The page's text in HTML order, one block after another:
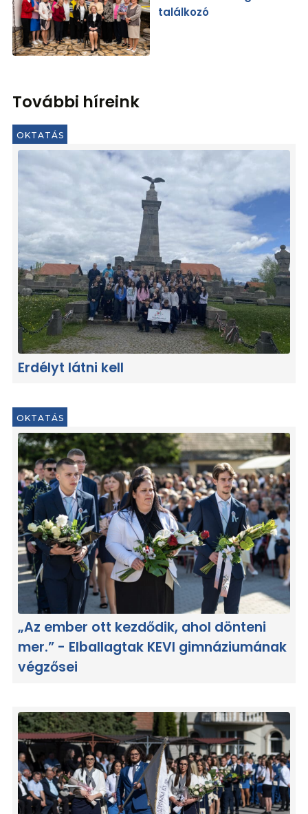
találkozó
További híreink
OKTATÁS
Erdélyt látni kell
OKTATÁS
„Az ember ott kezdődik, ahol dönteni
mer.” - Elballagtak KEVI gimnáziumának
végzősei